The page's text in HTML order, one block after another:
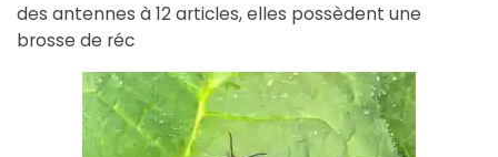
des antennes à 12 articles, elles possèdent une
brosse de réc